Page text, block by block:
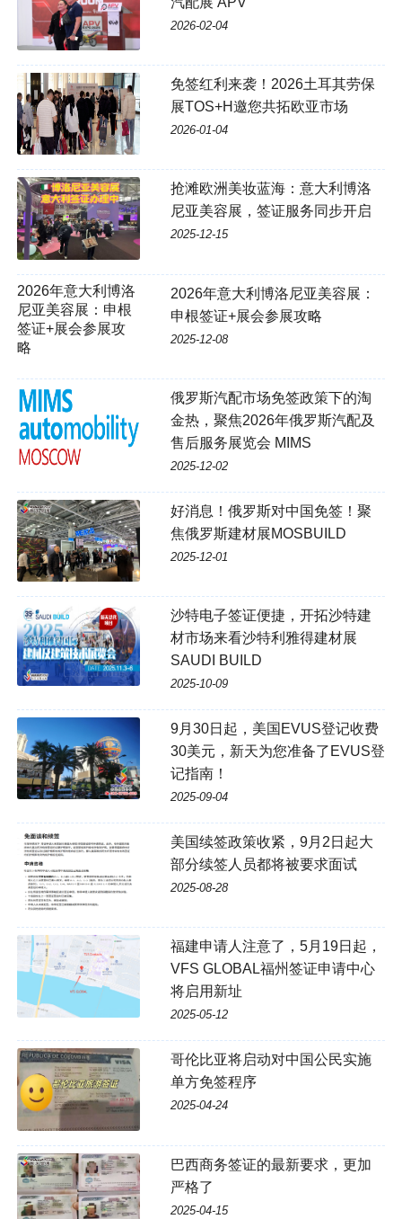
2026-02-04
免签红利来袭！2026土耳其劳保
展TOS+H邀您共拓欧亚市场
2026-01-04
抢滩欧洲美妆蓝海：意大利博洛
尼亚美容展，签证服务同步开启
2025-12-15
2026年意大利博洛尼亚美容展：
申根签证+展会参展攻略
2025-12-08
俄罗斯汽配市场免签政策下的淘
金热，聚焦2026年俄罗斯汽配及
售后服务展览会 MIMS
2025-12-02
好消息！俄罗斯对中国免签！聚
焦俄罗斯建材展MOSBUILD
2025-12-01
沙特电子签证便捷，开拓沙特建
材市场来看沙特利雅得建材展
SAUDI BUILD
2025-10-09
9月30日起，美国EVUS登记收费
30美元，新天为您准备了EVUS登
记指南！
2025-09-04
美国续签政策收紧，9月2日起大
部分续签人员都将被要求面试
2025-08-28
福建申请人注意了，5月19日起，
VFS GLOBAL福州签证申请中心
将启用新址
2025-05-12
哥伦比亚将启动对中国公民实施
单方免签程序
2025-04-24
巴西商务签证的最新要求，更加
严格了
2025-04-15